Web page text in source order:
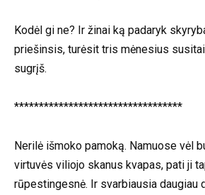
Kodėl gi ne? Ir žinai ką padaryk
priešinsis, turėsit tris mėnesius
sugrįš.
**********************************
Nerilė išmoko pamoką. Namuose vėl
virtuvės viliojo skanus kvapas, pati ji
rūpestingesnė. Ir svarbiausia daugiau